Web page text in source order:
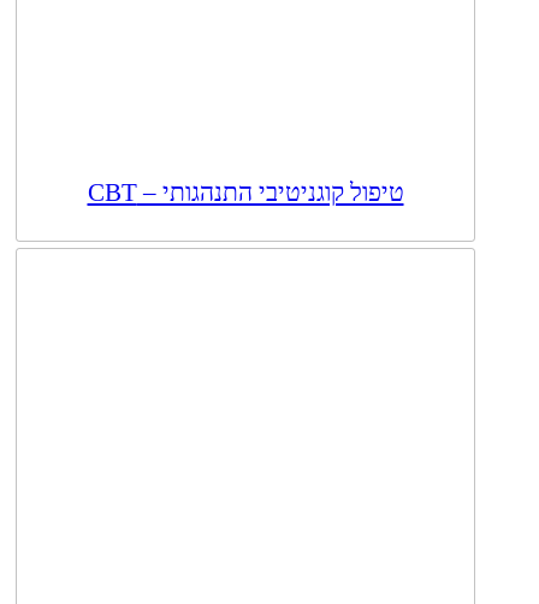
טיפול קוגניטיבי התנהגותי – CBT